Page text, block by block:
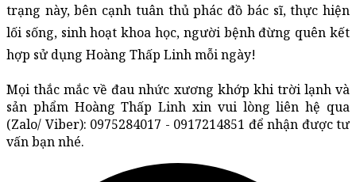
trạng này, bên cạnh tuân thủ phác đồ bác sĩ, thực hiện
lối sống, sinh hoạt khoa học, người bệnh đừng quên kết
hợp sử dụng Hoàng Thấp Linh mỗi ngày!
Mọi thắc mắc về đau nhức xương khớp khi trời lạnh và
sản phẩm Hoàng Thấp Linh xin vui lòng liên hệ qua
(Zalo/ Viber): 0975284017 - 0917214851 để nhận được tư
vấn bạn nhé.